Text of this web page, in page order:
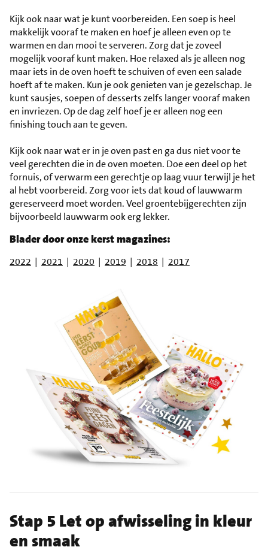
Kijk ook naar wat je kunt voorbereiden. Een soep is heel
makkelijk vooraf te maken en hoef je alleen even op te
warmen en dan mooi te serveren. Zorg dat je zoveel
mogelijk vooraf kunt maken. Hoe relaxed als je alleen nog
maar iets in de oven hoeft te schuiven of even een salade
hoeft af te maken. Kun je ook genieten van je gezelschap. Je
kunt sausjes, soepen of desserts zelfs langer vooraf maken
en invriezen. Op de dag zelf hoef je er alleen nog een
finishing touch aan te geven.
Kijk ook naar wat er in je oven past en ga dus niet voor te
veel gerechten die in de oven moeten. Doe een deel op het
fornuis, of verwarm een gerechtje op laag vuur terwijl je het
al hebt voorbereid. Zorg voor iets dat koud of lauwwarm
gereserveerd moet worden. Veel groentebijgerechten zijn
bijvoorbeeld lauwwarm ook erg lekker.
Blader door onze kerst magazines:
2022 | 2021 | 2020 | 2019 | 2018 | 2017
Stap 5 Let op afwisseling in kleur
en smaak